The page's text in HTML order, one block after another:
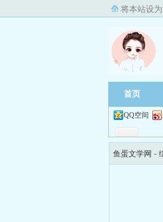
将本站设
首页
QQ空间
鱼蛋文学网 -